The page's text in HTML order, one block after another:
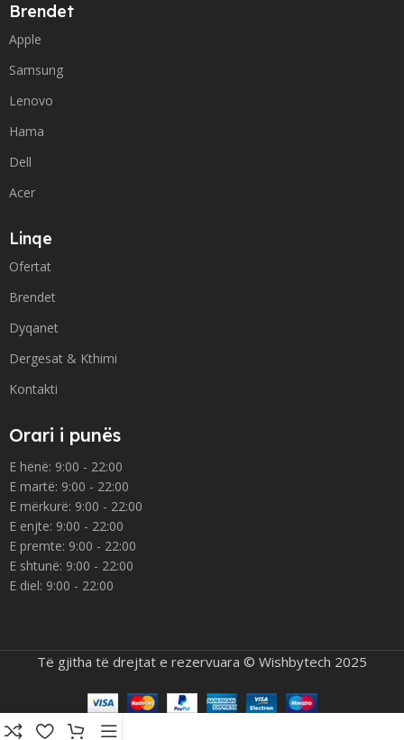
Brendet
Apple
Samsung
Lenovo
Hama
Dell
Acer
Linqe
Ofertat
Brendet
Dyqanet
Dergesat & Kthimi
Kontakti
Orari i punës
E hënë: 9:00 - 22:00
E martë: 9:00 - 22:00
E mërkurë: 9:00 - 22:00
E enjte: 9:00 - 22:00
E premte: 9:00 - 22:00
E shtunë: 9:00 - 22:00
E diel: 9:00 - 22:00
Të gjitha të drejtat e rezervuara © Wishbytech 2025